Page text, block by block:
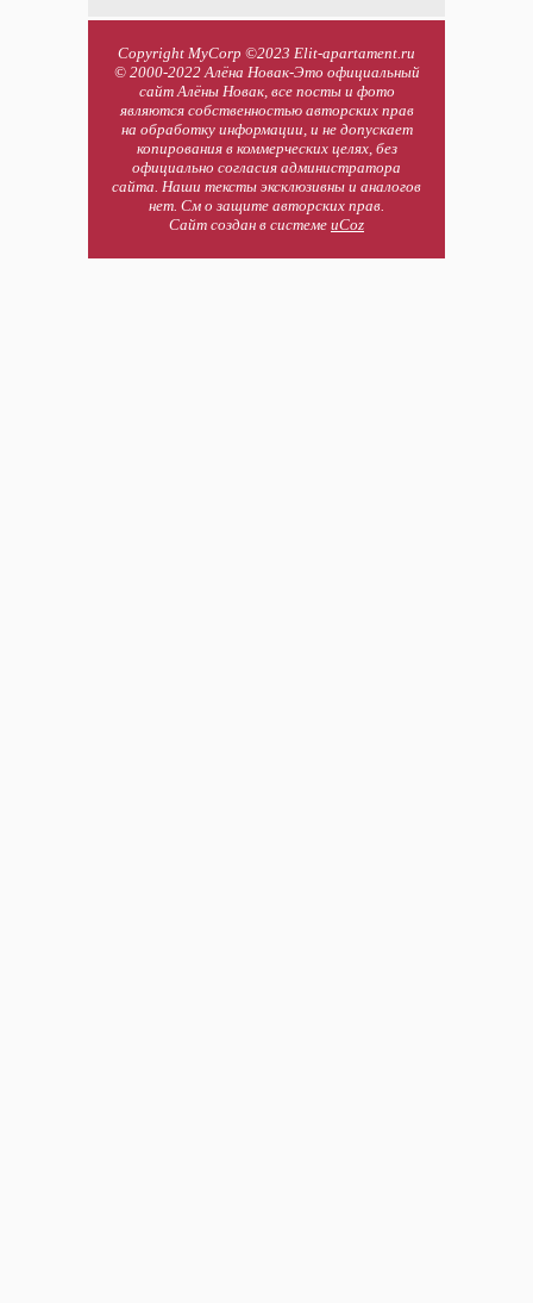
Copyright MyCorp ©2023 Elit-apartament.ru
© 2000-2022 Алёна Новак-Это официальный
сайт Алёны Новак, все посты и фото
являются собственностью авторских прав
на обработку информации, и не допускает
копирования в коммерческих целях, без
официально согласия администратора
сайта. Наши тексты эксклюзивны и аналогов
нет. См о защите авторских прав.
Сайт создан в системе uCoz